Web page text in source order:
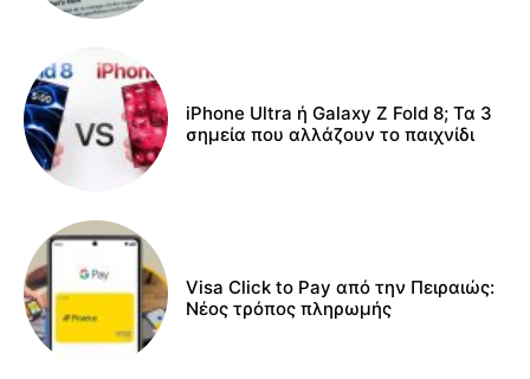
iPhone Ultra ή Galaxy Z Fold 8; Τα 3
σημεία που αλλάζουν το παιχνίδι
Visa Click to Pay από την Πειραιώς:
Νέος τρόπος πληρωμής